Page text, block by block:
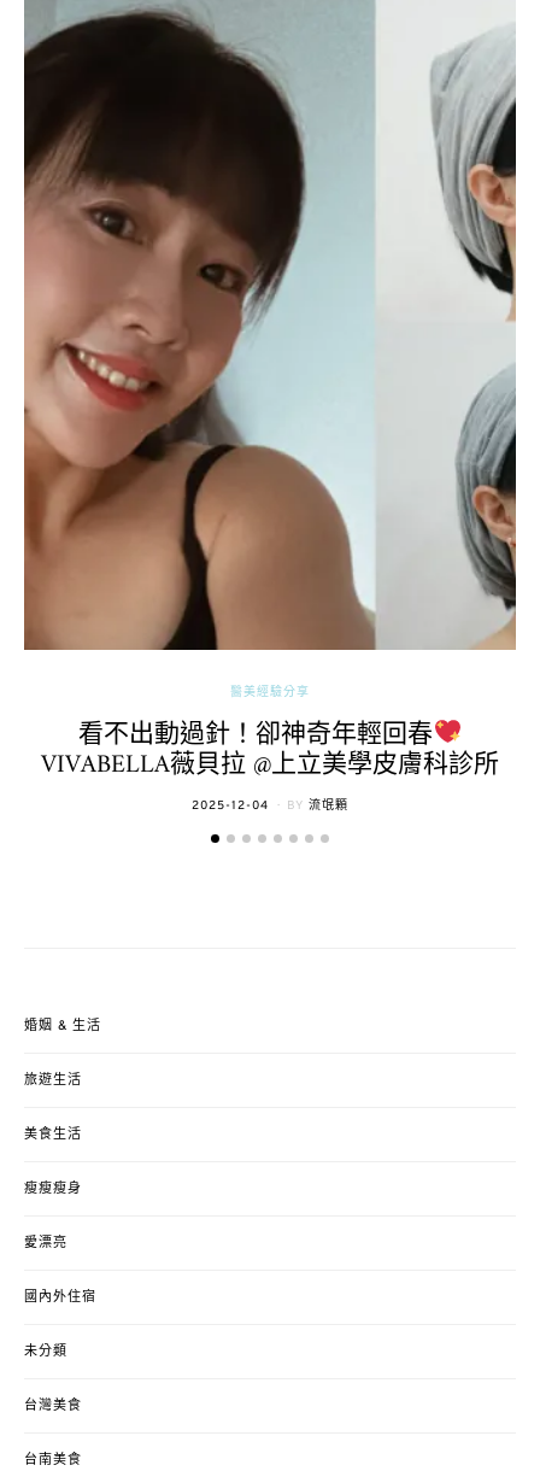
醫美經驗分享
看不出動過針！卻神奇年輕回春
VIVABELLA薇貝拉 @上立美學皮膚科診所
POSTED
2025-12-04 BY 流氓顆
婚姻 & 生活
旅遊生活
美食生活
瘦瘦瘦身
愛漂亮
國內外住宿
未分類
台灣美食
台南美食